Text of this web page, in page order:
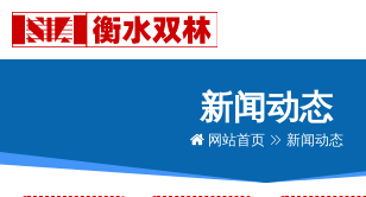
新闻动态
网站首页 新闻动态